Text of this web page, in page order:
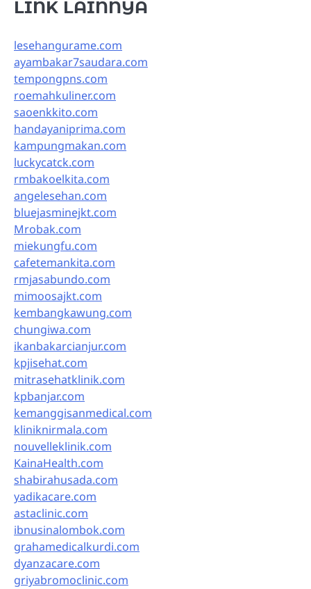
LINK LAINNYA
lesehangurame.com
ayambakar7saudara.com
tempongpns.com
roemahkuliner.com
saoenkkito.com
handayaniprima.com
kampungmakan.com
luckycatck.com
rmbakoelkita.com
angelesehan.com
bluejasminejkt.com
Mrobak.com
miekungfu.com
cafetemankita.com
rmjasabundo.com
mimoosajkt.com
kembangkawung.com
chungiwa.com
ikanbakarcianjur.com
kpjisehat.com
mitrasehatklinik.com
kpbanjar.com
kemanggisanmedical.com
kliniknirmala.com
nouvelleklinik.com
KainaHealth.com
shabirahusada.com
yadikacare.com
astaclinic.com
ibnusinalombok.com
grahamedicalkurdi.com
dyanzacare.com
griyabromoclinic.com